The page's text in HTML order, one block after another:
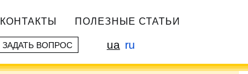
КОНТАКТЫ ПОЛЕЗНЫЕ СТАТЬИ
ЗАДАТЬ ВОПРОС ua ru